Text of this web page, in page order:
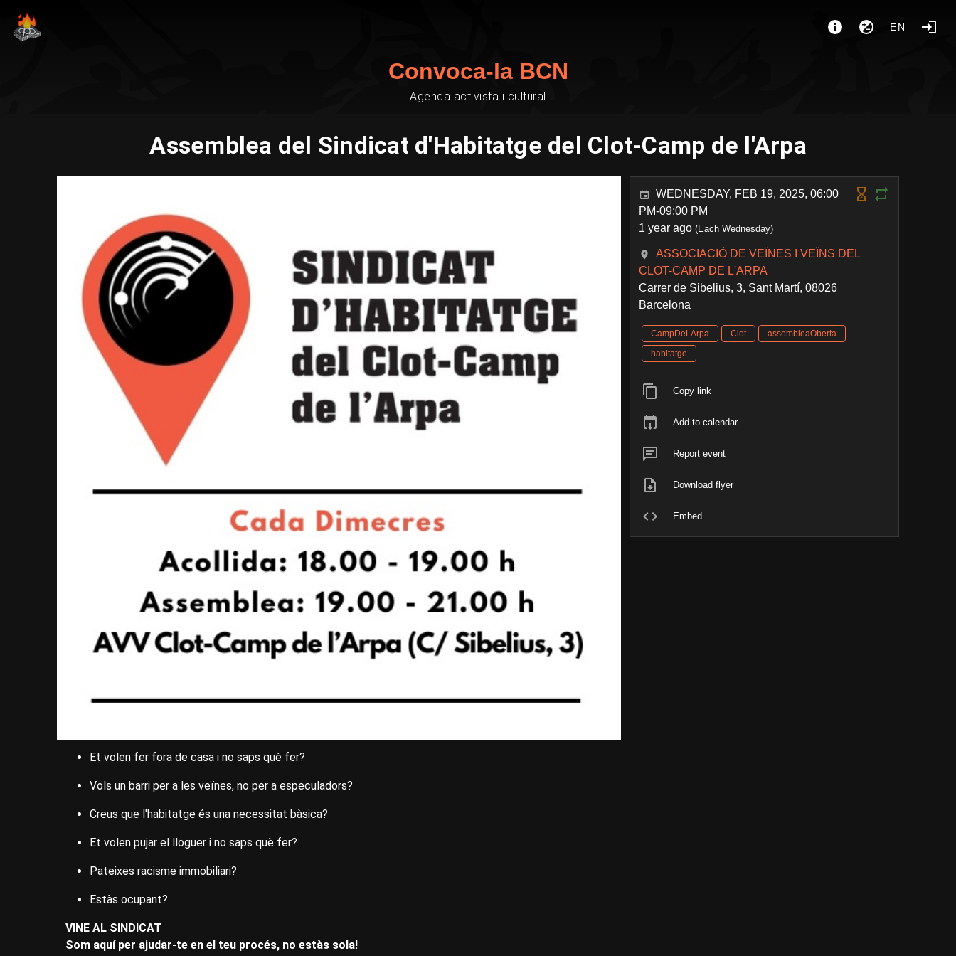
EN
Convoca-la BCN
Agenda activista i cultural
Assemblea del Sindicat d'Habitatge del Clot-Camp de l'Arpa
Et volen fer fora de casa i no saps què fer?
Vols un barri per a les veïnes, no per a especuladors?
Creus que l'habitatge és una necessitat bàsica?
Et volen pujar el lloguer i no saps què fer?
Pateixes racisme immobiliari?
Estàs ocupant?
VINE AL SINDICAT
Som aquí per ajudar-te en el teu procés, no estàs sola!
WEDNESDAY, FEB 19, 2025, 06:00
PM-09:00 PM
1 year ago (Each Wednesday)
ASSOCIACIÓ DE VEÏNES I VEÏNS DEL
CLOT-CAMP DE L'ARPA
Carrer de Sibelius, 3, Sant Martí, 08026
Barcelona
CampDeLArpa Clot
assembleaOberta
habitatge
Copy link
Add to calendar
Report event
Download flyer
Embed